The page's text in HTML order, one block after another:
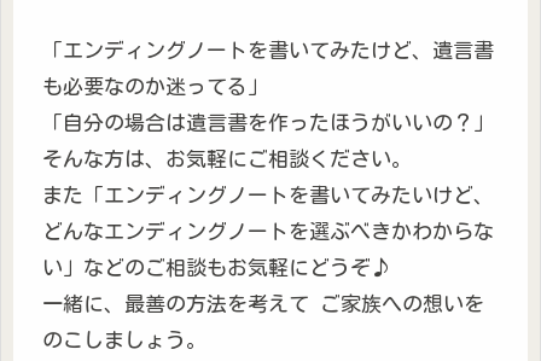
「エンディングノートを書いてみたけど、遺言書
も必要なのか迷ってる」
「自分の場合は遺言書を作ったほうがいいの？」
そんな方は、お気軽にご相談ください。
また「エンディングノートを書いてみたいけど、
どんなエンディングノートを選ぶべきかわからな
い」などのご相談もお気軽にどうぞ♪
一緒に、最善の方法を考えて ご家族への想いを
のこしましょう。